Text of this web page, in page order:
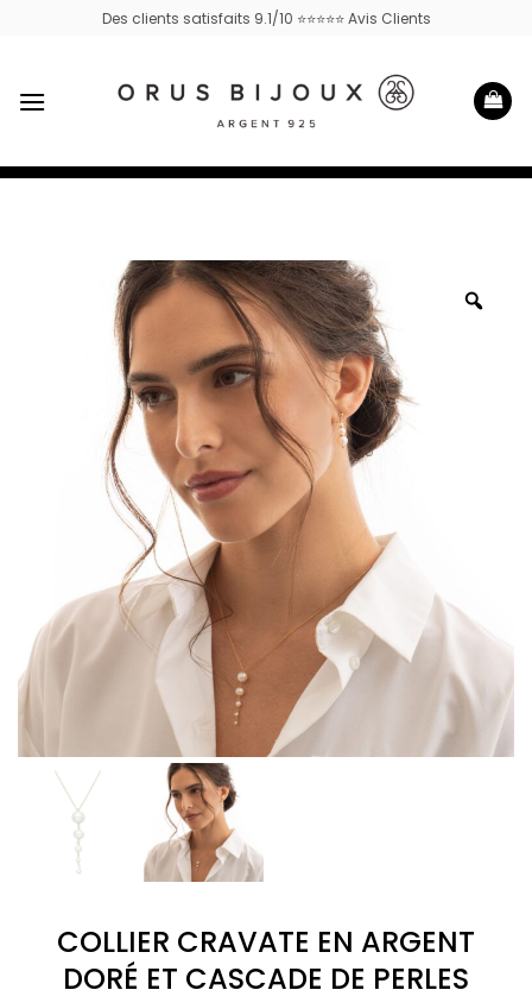
Des clients satisfaits 9.1/10 ⭐⭐⭐⭐⭐ Avis Clients
COLLIER CRAVATE EN ARGENT
DORÉ ET CASCADE DE PERLES